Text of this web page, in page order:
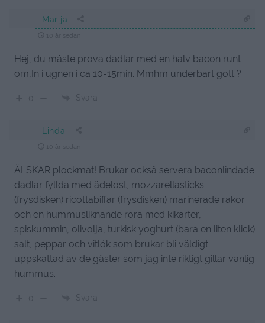
Marija
Hej, du måste prova dadlar med en halv bacon runt
om,In i ugnen i ca 10-15min. Mmhm underbart gott ?
Svara
Linda
ÄLSKAR plockmat! Brukar också servera baconlindade
dadlar fyllda med ädelost, mozzarellasticks
(frysdisken) ricottabiffar (frysdisken) marinerade räkor
och en hummusliknande röra med kikärter,
spiskummin, olivolja, turkisk yoghurt (bara en liten klick)
salt, peppar och vitlök som brukar bli väldigt
uppskattad av de gäster som jag inte riktigt gillar vanlig
hummus.
Svara